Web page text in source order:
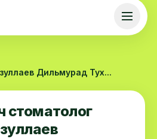
Дильмурад Тух...
стоматолог